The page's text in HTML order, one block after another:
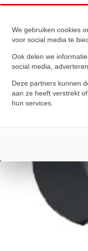
We gebruiken cookies
voor social media te
Ook delen we
social media,
Deze partners kunnen
aan ze heeft verstrekt
hun services.
★★★★★
★★★★★